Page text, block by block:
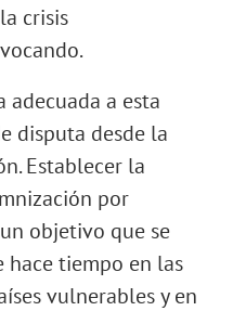
crisis
adecuada a esta
disputa desde la
Establecer la
por
objetivo que se
hace tiempo en las
vulnerables y en